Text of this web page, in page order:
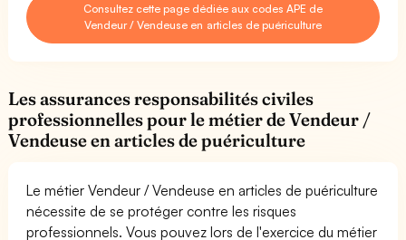
Consultez cette page dédiée aux codes APE de
Vendeur / Vendeuse en articles de puériculture
Les assurances responsabilités civiles
professionnelles pour le métier de Vendeur /
Vendeuse en articles de puériculture
Le métier Vendeur / Vendeuse en articles de puériculture
nécessite de se protéger contre les risques
professionnels. Vous pouvez lors de l'exercice du métier